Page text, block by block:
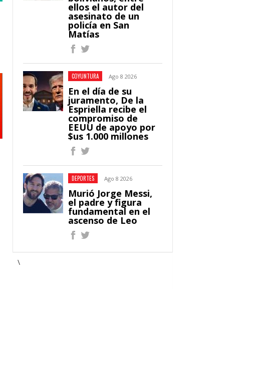
ellos el autor del
asesinato de un
policía en San
Matías
COYUNTURA Ago 8 2026
En el día de su
juramento, De la
Espriella recibe el
compromiso de
EEUU de apoyo por
$us 1.000 millones
DEPORTES Ago 8 2026
Murió Jorge Messi,
el padre y figura
fundamental en el
ascenso de Leo
\